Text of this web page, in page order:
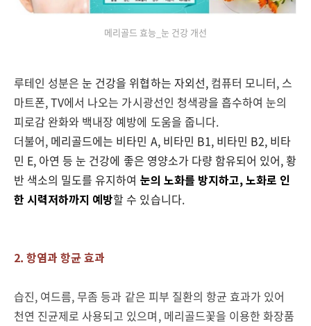
메리골드 효능_눈 건강 개선
루테인 성분은눈 건강을 위협하는 자외선, 컴퓨터 모니터, 스
마트폰, TV에서 나오는 가시광선인 청색광을 흡수하여 눈의
피로감 완화와 백내장 예방에 도움을 줍니다.
더불어, 메리골드에는 비타민 A, 비타민 B1, 비타민 B2, 비타
민 E, 아연 등 눈 건강에 좋은 영양소가 다량 함유되어 있어,황
반 색소의 밀도를 유지하여 눈의 노화를 방지하고, 노화로 인
한 시력저하까지 예방할 수 있습니다.
2. 항염과 항균 효과
습진, 여드름, 무좀 등과 같은 피부 질환의 항균 효과가 있어
천연 진균제로 사용되고 있으며, 메리골드꽃을 이용한 화장품